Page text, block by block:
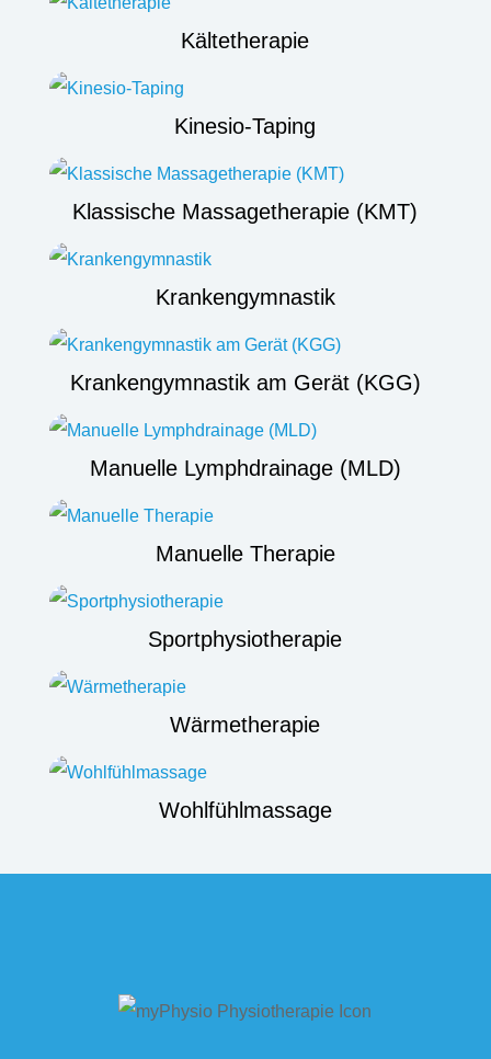
Kältetherapie
Kinesio-Taping
Klassische Massagetherapie (KMT)
Krankengymnastik
Krankengymnastik am Gerät (KGG)
Manuelle Lymphdrainage (MLD)
Manuelle Therapie
Sportphysiotherapie
Wärmetherapie
Wohlfühlmassage